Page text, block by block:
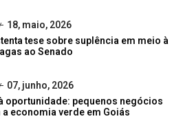
18, maio, 2026
tese sobre suplência em meio à
ao Senado
07, junho, 2026
oportunidade: pequenos negócios
economia verde em Goiás